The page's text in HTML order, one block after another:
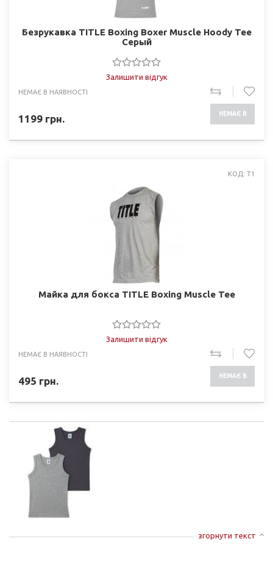
Безрукавка TITLE Boxing Boxer Muscle Hoody Tee
Серый
Залишити відгук
НЕМАЄ В НАЯВНОСТІ
1199 грн. НЕМАЄ В
КОД: T1
Майка для бокса TITLE Boxing Muscle Tee
Залишити відгук
НЕМАЄ В НАЯВНОСТІ
495 грн. НЕМАЄ В
згорнути текст